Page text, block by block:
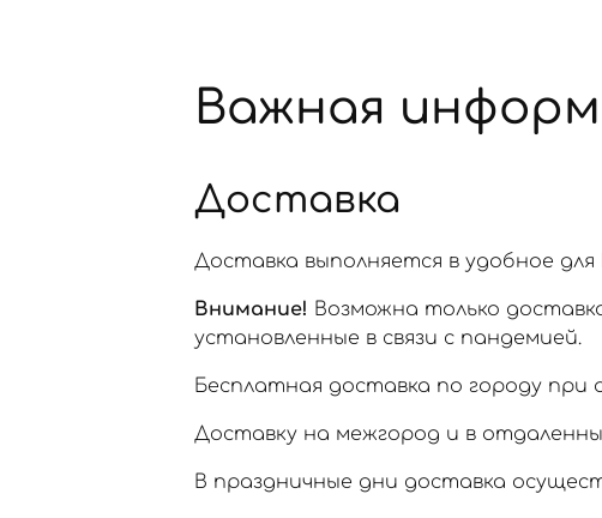
Важная
Доставка
Доставка выполняется в удобное
Внимание! Возможна только
установленные в связи с пандемией.
Бесплатная доставка по городу при
Доставку на межгород и в
В праздничные дни доставка